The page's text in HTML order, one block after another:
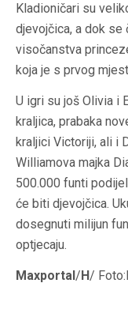
Kladioničari su
djevojčica, a dok se
visočanstva
koja je s prvog
U igri su još Olivia i
kraljica, prabaka
kraljici Victoriji, ali i
Williamova majka
500.000 funti
će biti djevojčica.
dosegnuti milijun
optjecaju.
Maxportal/H/